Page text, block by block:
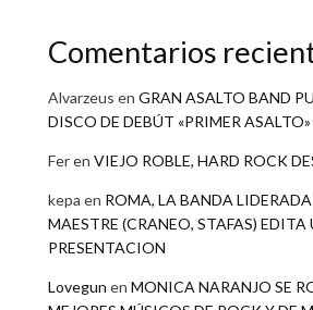
Comentarios
Alvarzeus en GRAN ASALTO BAND
DISCO DE DEBÚT «PRIMER ASALTO»
Feren VIEJO ROBLE, HARD ROCK
kepa en ROMA, LA BANDA
MAESTRE (CRANEO, STAFAS) EDITA
PRESENTACION
Lovegun en MONICA NARANJO SE